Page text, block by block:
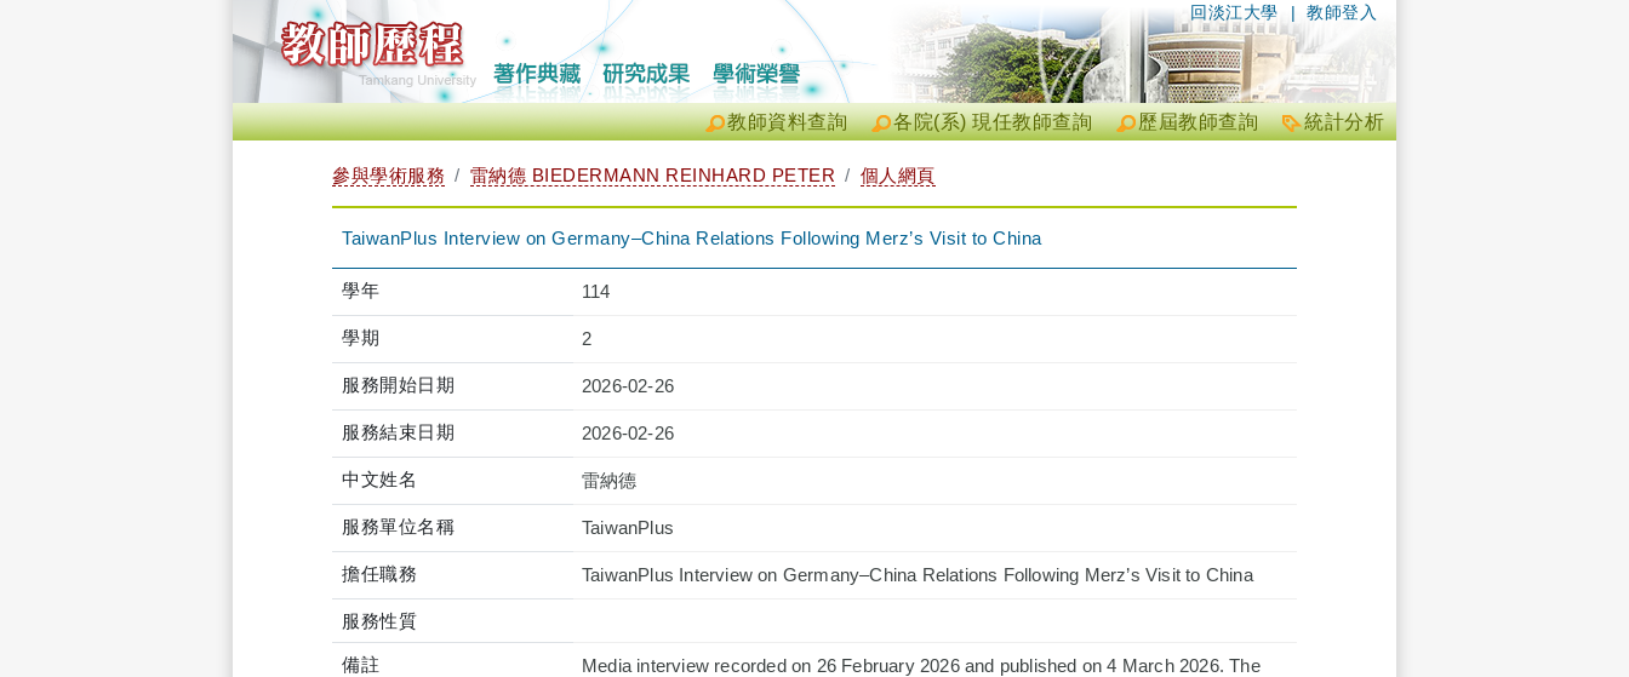
| 教師登入
回淡江大學
統計分析
歷屆教師查詢
各院(系) 現任教師查詢
教師資料查詢
參與學術服務 雷納德 BIEDERMANN REINHARD PETER 個人網頁
TaiwanPlus Interview on Germany–China Relations Following Merz’s Visit to China
學年 114
學期 2
服務開始日期 2026-02-26
服務結束日期 2026-02-26
中文姓名 雷納德
服務單位名稱 TaiwanPlus
擔任職務 TaiwanPlus Interview on Germany–China Relations Following Merz’s Visit to China
服務性質
備註
Media interview recorded on 26 February 2026 and published on 4 March 2026. The